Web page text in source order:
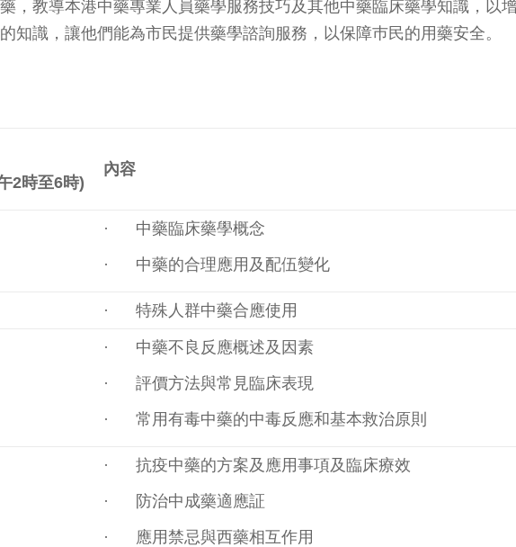
，教導本港中藥專業人員藥學服務技巧及其他中藥臨床藥學知識，以
知識，讓他們能為市民提供藥學諮詢服務，以保障巿民的用藥安全。
2時至6時)
內容
· 中藥臨床藥學概念
· 中藥的合理應用及配伍變化
· 特殊人群中藥合應使用
· 中藥不良反應概述及因素
· 評價方法與常見臨床表現
· 常用有毒中藥的中毒反應和基本救治原則
· 抗疫中藥的方案及應用事項及臨床療效
· 防治中成藥適應証
· 應用禁忌與西藥相互作用